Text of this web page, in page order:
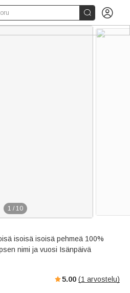
 
1 / 10
isoisä isoisä pehmeä 100%
nimi ja vuosi Isänpäivä
5.00 (1 arvostelu)